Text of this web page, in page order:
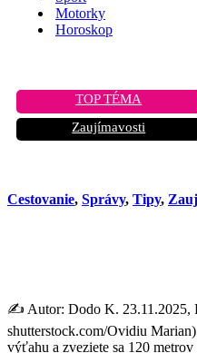
Motorky
Horoskop
TOP TÉMA
Zaujímavosti
Cestovanie, Správy, Tipy,
✍️ Autor: Dodo K. 23.11.2025,
shutterstock.com/Ovidiu
výťahu a zveziete sa 120